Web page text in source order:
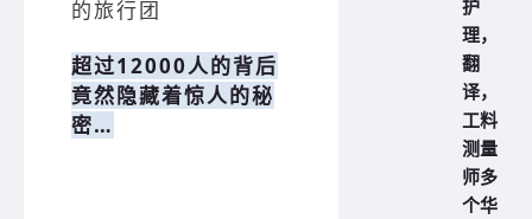
的旅行团
超过12000人的背后
竟然隐藏着惊人的秘
密…
护
理，
翻
译，
工料
测量
师多
个华